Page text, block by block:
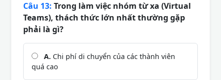
Câu 13: Trong làm việc nhóm từ xa (Virtual
Teams), thách thức lớn nhất thường gặp
phải là gì?
A. Chi phí di chuyển của các thành viên
quá cao